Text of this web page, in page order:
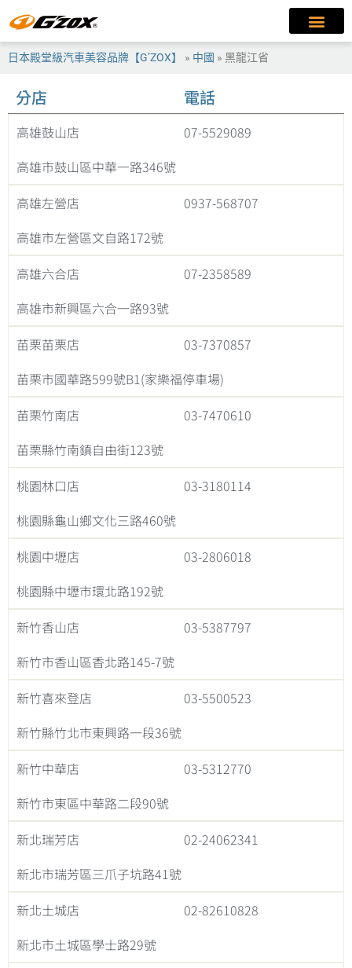
日本殿堂級汽車美容品牌【G’ZOX】 » 中國 » 黑龍江省
分店 電話
高雄鼓山店
07-5529089
高雄市鼓山區中華一路346號
高雄左營店
0937-568707
高雄市左營區文自路172號
高雄六合店
07-2358589
高雄市新興區六合一路93號
苗栗苗栗店
03-7370857
苗栗市國華路599號B1(家樂福停車場)
苗栗竹南店
03-7470610
苗栗縣竹南鎮自由街123號
桃園林口店
03-3180114
桃園縣龜山鄉文化三路460號
桃園中壢店
03-2806018
桃園縣中壢市環北路192號
新竹香山店
03-5387797
新竹市香山區香北路145-7號
新竹喜來登店
03-5500523
新竹縣竹北市東興路一段36號
新竹中華店
03-5312770
新竹市東區中華路二段90號
新北瑞芳店
02-24062341
新北市瑞芳區三爪子坑路41號
新北土城店
02-82610828
新北市土城區學士路29號